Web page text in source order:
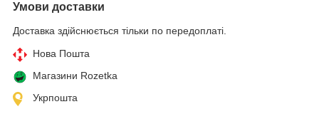
Умови доставки
Доставка здійснюється тільки по передоплаті.
Нова Пошта
Магазини Rozetka
Укрпошта